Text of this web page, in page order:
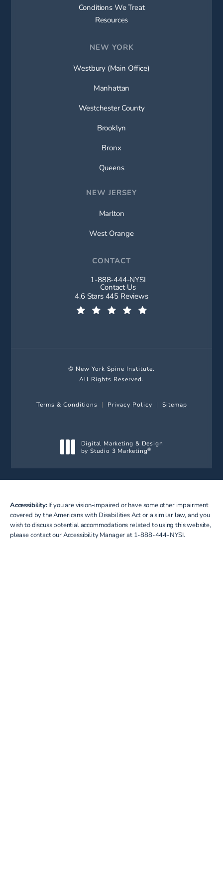
Conditions We Treat
Resources
NEW YORK
Westbury (Main Office)
Manhattan
Westchester County
Brooklyn
Bronx
Queens
NEW JERSEY
Marlton
West Orange
CONTACT
Call New York Spine Institute on
1-888-444-NYSI
Contact Us
New York Spine Institute reviews:
4.6 Stars 445 Reviews
© New York Spine Institute.
All Rights Reserved.
Terms & Conditions Privacy Policy Sitemap
Digital Marketing & Design
by Studio 3 Marketing®
Accessibility:If you are vision-impaired or have some other impairment
covered by the Americans with Disabilities Act or a similar law, and you
wish to discuss potential accommodations related to using this website,
please contact our Accessibility Manager at 1-888-444-NYSI.